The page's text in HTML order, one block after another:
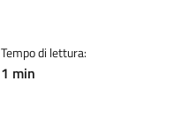
Tempo di lettura:
1 min